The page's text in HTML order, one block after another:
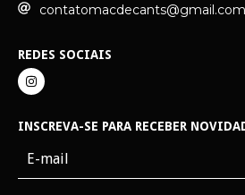
contatomacdecants@gmail.com
REDES SOCIAIS
INSCREVA-SE PARA RECEBER